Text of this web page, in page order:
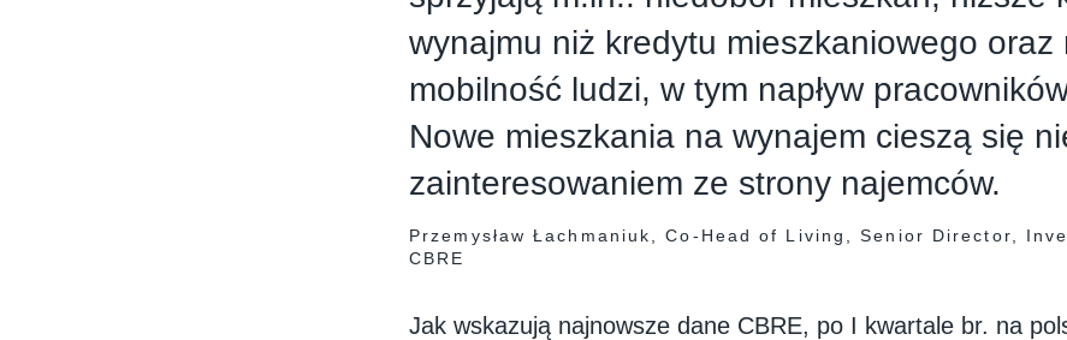
wynajmu niż kredytu mieszkaniowego oraz
mobilność ludzi, w tym napływ
Nowe mieszkania na wynajem cieszą się
zainteresowaniem ze strony najemców.
Przemysław Łachmaniuk, Co-Head of Living, Senior Director,
CBRE
Jak wskazują najnowsze dane CBRE, po I kwartale br. na